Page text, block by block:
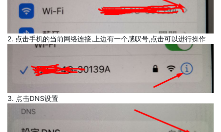
2. 点击手机的当前网络连接,上边有一个感叹号,点击可以进行操作
3. 点击DNS设置